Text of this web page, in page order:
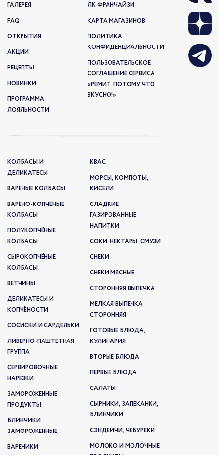
ГАЛЕРЕЯ
FAQ
ОТКРЫТИЯ
АКЦИИ
РЕЦЕПТЫ
НОВИНКИ
ПРОГРАММА
ЛОЯЛЬНОСТИ
ЛК ФРАНЧАЙЗИ
КАРТА МАГАЗИНОВ
ПОЛИТИКА
КОНФИДЕНЦИАЛЬНОСТИ
ПОЛЬЗОВАТЕЛЬСКОЕ
СОГЛАШЕНИЕ СЕРВИСА
«РЕМИТ. ПОТОМУ ЧТО
ВКУСНО!»
КОЛБАСЫ И
ДЕЛИКАТЕСЫ
ВАРЁНЫЕ КОЛБАСЫ
ВАРЁНО-КОПЧЁНЫЕ
КОЛБАСЫ
ПОЛУКОПЧЁНЫЕ
КОЛБАСЫ
СЫРОКОПЧЁНЫЕ
КОЛБАСЫ
ВЕТЧИНЫ
ДЕЛИКАТЕСЫ И
КОПЧЁНОСТИ
СОСИСКИ И САРДЕЛЬКИ
ЛИВЕРНО-ПАШТЕТНАЯ
ГРУППА
СЕРВИРОВОЧНЫЕ
НАРЕЗКИ
ЗАМОРОЖЕННЫЕ
ПРОДУКТЫ
БЛИНЧИКИ
ЗАМОРОЖЕННЫЕ
ВАРЕНИКИ
КВАС
МОРСЫ, КОМПОТЫ,
КИСЕЛИ
СЛАДКИЕ
ГАЗИРОВАННЫЕ
НАПИТКИ
СОКИ, НЕКТАРЫ, СМУЗИ
СНЕКИ
СНЕКИ МЯСНЫЕ
СТОРОННЯЯ ВЫПЕЧКА
МЕЛКАЯ ВЫПЕЧКА
СТОРОННЯЯ
ГОТОВЫЕ БЛЮДА,
КУЛИНАРИЯ
ВТОРЫЕ БЛЮДА
ПЕРВЫЕ БЛЮДА
САЛАТЫ
СЫРНИКИ, ЗАПЕКАНКИ,
БЛИНЧИКИ
СЭНДВИЧИ, ЧЕБУРЕКИ
МОЛОКО И МОЛОЧНЫЕ